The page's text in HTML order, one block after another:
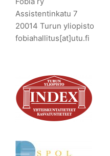
Assistentinkatu 7
20014 Turun yliopisto
fobiahallitus[at]utu.fi